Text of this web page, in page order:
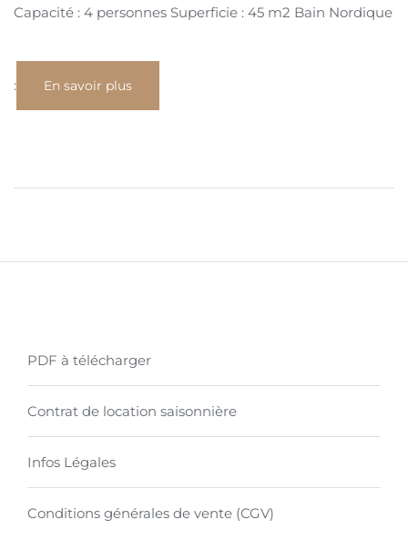
Capacité : 4 personnes Superficie : 45 m2 Bain Nordique
: En savoir plus
PDF à télécharger
Contrat de location saisonnière
Infos Légales
Conditions générales de vente (CGV)